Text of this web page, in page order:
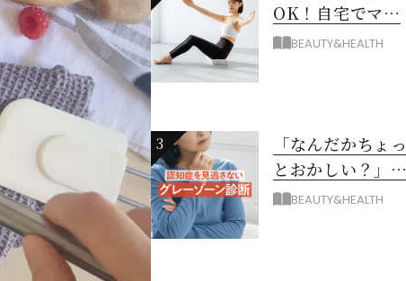
OK！自宅でマシ
ン級に骨から整え
BEAUTY&HEALTH
3
「なんだかちょっ
とおかしい？」を
見逃さない！ 認知
BEAUTY&HEALTH